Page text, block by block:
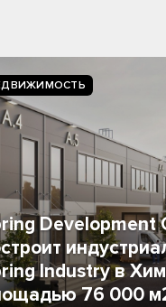
Development
Industry в
76 000